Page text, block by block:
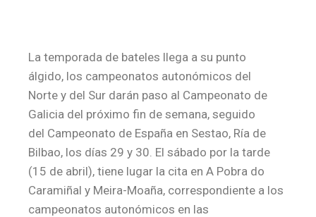
La temporada de bateles llega a su punto
álgido, los campeonatos autonómicos del
Norte y del Sur darán paso al Campeonato de
Galicia del próximo fin de semana, seguido
del Campeonato de España en Sestao, Ría de
Bilbao, los días 29 y 30. El sábado por la tarde
(15 de abril), tiene lugar la cita en A Pobra do
Caramiñal y Meira-Moaña, correspondiente a los
campeonatos autonómicos en las